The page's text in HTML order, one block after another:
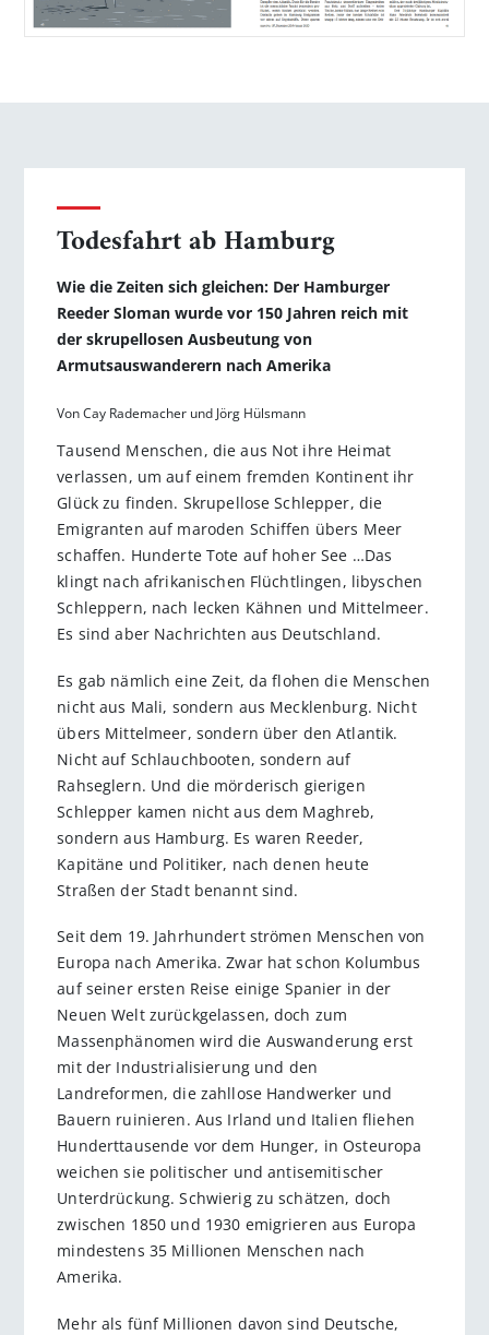
Todesfahrt ab Hamburg
Wie die Zeiten sich gleichen: Der Hamburger
Reeder Sloman wurde vor 150 Jahren reich mit
der skrupellosen Ausbeutung von
Armutsauswanderern nach Amerika
Von Cay Rademacher und Jörg Hülsmann
Tausend Menschen, die aus Not ihre Heimat
verlassen, um auf einem fremden Kontinent ihr
Glück zu finden. Skrupellose Schlepper, die
Emigranten auf maroden Schiffen übers Meer
schaffen. Hunderte Tote auf hoher See …Das
klingt nach afrikanischen Flüchtlingen, libyschen
Schleppern, nach lecken Kähnen und Mittelmeer.
Es sind aber Nachrichten aus Deutschland.
Es gab nämlich eine Zeit, da flohen die Menschen
nicht aus Mali, sondern aus Mecklenburg. Nicht
übers Mittelmeer, sondern über den Atlantik.
Nicht auf Schlauchbooten, sondern auf
Rahseglern. Und die mörderisch gierigen
Schlepper kamen nicht aus dem Maghreb,
sondern aus Hamburg. Es waren Reeder,
Kapitäne und Politiker, nach denen heute
Straßen der Stadt benannt sind.
Seit dem 19. Jahrhundert strömen Menschen von
Europa nach Amerika. Zwar hat schon Kolumbus
auf seiner ersten Reise einige Spanier in der
Neuen Welt zurückgelassen, doch zum
Massenphänomen wird die Auswanderung erst
mit der Industrialisierung und den
Landreformen, die zahllose Handwerker und
Bauern ruinieren. Aus Irland und Italien fliehen
Hunderttausende vor dem Hunger, in Osteuropa
weichen sie politischer und antisemitischer
Unterdrückung. Schwierig zu schätzen, doch
zwischen 1850 und 1930 emigrieren aus Europa
mindestens 35 Millionen Menschen nach
Amerika.
Mehr als fünf Millionen davon sind Deutsche,